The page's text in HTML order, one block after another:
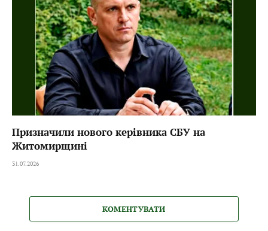
Призначили нового керівника СБУ на
Житомирщині
31.07.2026
КОМЕНТУВАТИ